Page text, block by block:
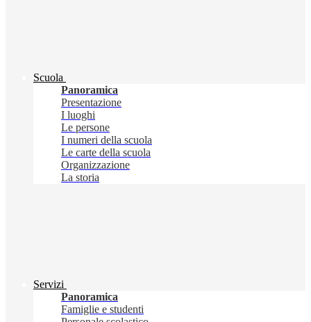
Scuola
Panoramica
Presentazione
I luoghi
Le persone
I numeri della scuola
Le carte della scuola
Organizzazione
La storia
Servizi
Panoramica
Famiglie e studenti